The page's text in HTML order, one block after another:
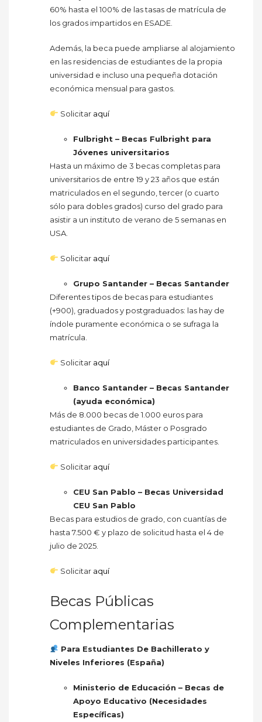
60% hasta el 100% de las tasas de matrícula de
los grados impartidos en ESADE.
Además, la beca puede ampliarse al alojamiento
en las residencias de estudiantes de la propia
universidad e incluso una pequeña dotación
económica mensual para gastos.
Solicitar aquí
Fulbright – Becas Fulbright para
Jóvenes universitarios
Hasta un máximo de 3 becas completas para
universitarios de entre 19 y 23 años que están
matriculados en el segundo, tercer (o cuarto
sólo para dobles grados) curso del grado para
asistir a un instituto de verano de 5 semanas en
USA.
Solicitar aquí
Grupo Santander – Becas Santander
Diferentes tipos de becas para estudiantes
(+900), graduados y postgraduados: las hay de
índole puramente económica o se sufraga la
matrícula.
Solicitar aquí
Banco Santander – Becas Santander
(ayuda económica)
Más de 8.000 becas de 1.000 euros para
estudiantes de Grado, Máster o Posgrado
matriculados en universidades participantes.
Solicitar aquí
CEU San Pablo – Becas Universidad
CEU San Pablo
Becas para estudios de grado, con cuantías de
hasta 7.500 € y plazo de solicitud hasta el 4 de
julio de 2025.
Solicitar aquí
Becas Públicas
Complementarias
Para Estudiantes De Bachillerato y
Niveles Inferiores (España)
Ministerio de Educación – Becas de
Apoyo Educativo (Necesidades
Específicas)